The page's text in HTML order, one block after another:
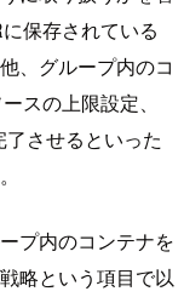
保存されている
、グループ内のコ
スの上限設定、
させるといった
プ内のコンテナを
略という項目で以